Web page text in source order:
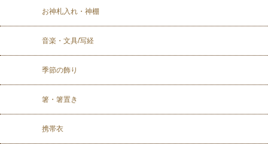
お神札入れ・神棚
音楽・文具/写経
季節の飾り
箸・箸置き
携帯衣